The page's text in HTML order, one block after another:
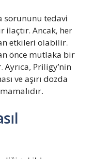
sorununu tedavi
ilaçtır. Ancak, her
etkileri olabilir.
önce mutlaka bir
Priligy’nin
ve aşırı dozda